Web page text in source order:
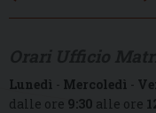
Lunedì - Mercoledì -
dalle ore 9:30 alle ore